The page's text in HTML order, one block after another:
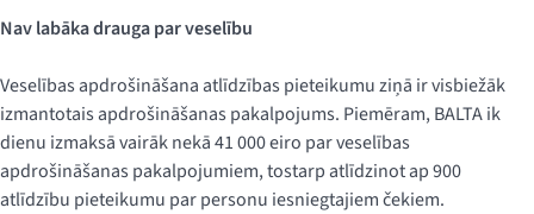
Nav labāka drauga par veselību
Veselības apdrošināšana atlīdzības pieteikumu ziņā ir visbiežāk
izmantotais apdrošināšanas pakalpojums. Piemēram, BALTA ik
dienu izmaksā vairāk nekā 41 000 eiro par veselības
apdrošināšanas pakalpojumiem, tostarp atlīdzinot ap 900
atlīdzību pieteikumu par personu iesniegtajiem čekiem.